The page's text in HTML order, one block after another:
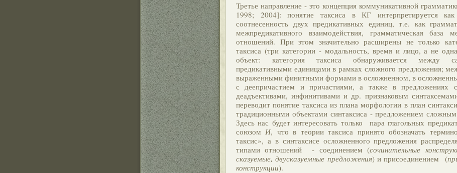
Третье направление - это концепция коммуникативной
1998; 2004]: понятие таксиса в КГ интерпретируется как
соотнесенность двух предикативных единиц, т.е. как
межпредикативного взаимодействия, грамматическая база
отношений. При этом значительно расширены не только
таксиса (три категории - модальность, время и лицо, а не
объект: категория таксиса обнаруживается между
предикативными единицами в рамках сложного предложения;
выраженными финитными формами в осложненном, в
с деепричастием и причастиями, а также в предложениях с
деадъективами, инфинитивами и др. признаковым
переводит понятие таксиса из плана морфологии в план
традиционными объектами синтаксиса - предложением
Здесь нас будет интересовать только пара глагольных
союзомИ, что в теории таксиса принято обозначать
таксис», а в синтаксисе осложненного предложения
типами отношений - соединением (сочинительные
сказуемые, двусказуемные предложения) и присоединением (
конструкции).